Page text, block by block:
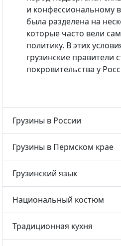
и конфессиональному
была разделена на
которые часто вели
политику. В этих
грузинские правители
покровительства у
Грузины в России
Грузины в Пермском крае
Грузинский язык
Национальный костюм
Традиционная кухня